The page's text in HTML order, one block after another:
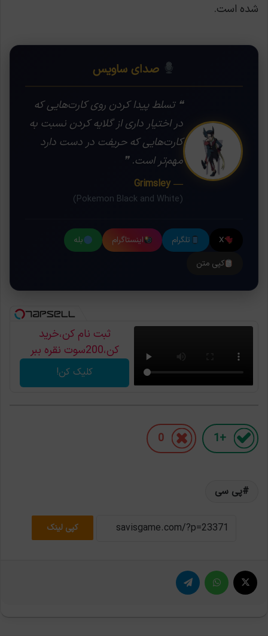
شده است.
صدای ساویس
❝ تسلط پیدا کردن روی کارت‌هایی که
در اختیار داری از گلایه کردن نسبت به
کارت‌هایی که حریفت در دست دارد
مهم‌تر است. ❞
— Grimsley
(Pokemon Black and White)
X تلگرام اینستاگرام
بله
کپی متن
ثبت نام کن،خرید
کن،200سوت نقره ببر
کلیک کن!
+1
0
پی سی
کپی لینک